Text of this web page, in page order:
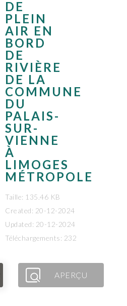
DE
PLEIN
AIR EN
BORD
DE
RIVIÈRE
DE LA
COMMUNE
DU
PALAIS-
SUR-
VIENNE
À
LIMOGES
MÉTROPOLE
Taille: 135.46 KB
Created: 20-12-2024
Updated: 20-12-2024
Téléchargements: 232
APERÇU